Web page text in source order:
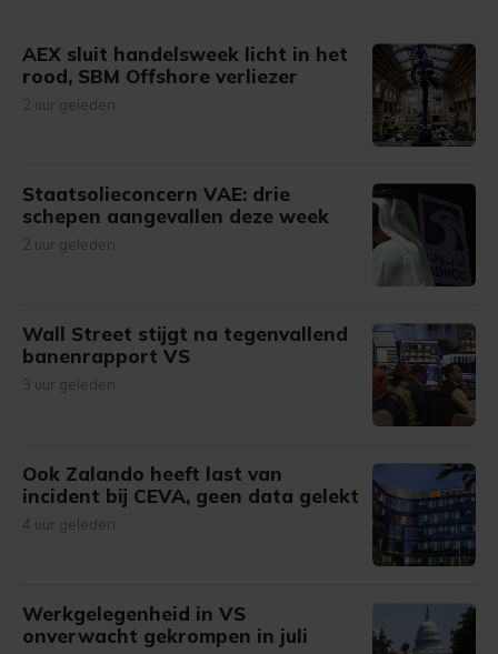
AEX sluit handelsweek licht in het
rood, SBM Offshore verliezer
2 uur geleden
Staatsolieconcern VAE: drie
schepen aangevallen deze week
2 uur geleden
Wall Street stijgt na tegenvallend
banenrapport VS
3 uur geleden
Ook Zalando heeft last van
incident bij CEVA, geen data gelekt
4 uur geleden
Werkgelegenheid in VS
onverwacht gekrompen in juli